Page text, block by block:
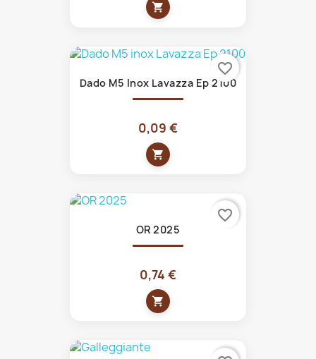
shopping_cart
Dado M5 Inox Lavazza Ep 2100
0,09 €
shopping_cart
favorite_border
OR 2025
0,74 €
shopping_cart
favorite_border